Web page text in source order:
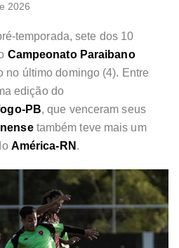
2026
temporada, sete dos 10
Campeonato Paraibano
no último domingo (4). Entre
edição do
PB, que venceram seus
também teve mais um
América-RN .